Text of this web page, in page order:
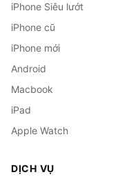
iPhone Siêu lướt
iPhone cũ
iPhone mới
Android
Macbook
iPad
Apple Watch
DỊCH VỤ